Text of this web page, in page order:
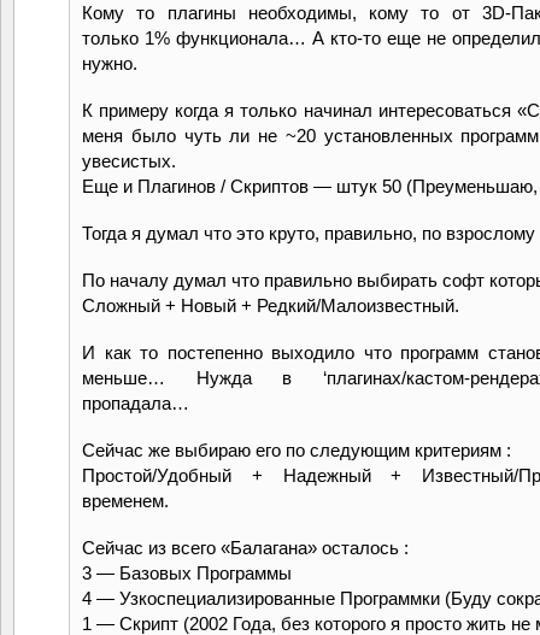
Кому то плагины необходимы, кому то от 3D-
только 1% функционала… А кто-то еще не
нужно.
К примеру когда я только начинал интересоваться
меня было чуть ли не ~20 установленных
увесистых.
Еще и Плагинов / Скриптов — штук 50 (Преуменьшаю,
Тогда я думал что это круто, правильно, по взрослому
По началу думал что правильно выбирать софт
Сложный + Новый + Редкий/Малоизвестный.
И как то постепенно выходило что программ
меньше… Нужда в ‘плагинах/кастом-рендерах/
пропадала…
Сейчас же выбираю его по следующим критериям :
Простой/Удобный + Надежный + Известный/
временем.
Сейчас из всего «Балагана» осталось :
3 — Базовых Программы
4 — Узкоспециализированные Программки (Буду
1 — Скрипт (2002 Года, без которого я просто жить не